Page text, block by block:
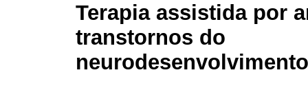
Terapia assistida por
transtornos do
neurodesenvolvimento